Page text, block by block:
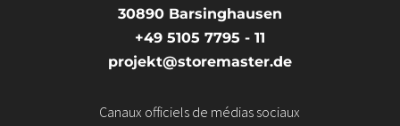
30890 Barsinghausen
+49 5105 7795 - 11
projekt@storemaster.de
Canaux officiels de médias sociaux